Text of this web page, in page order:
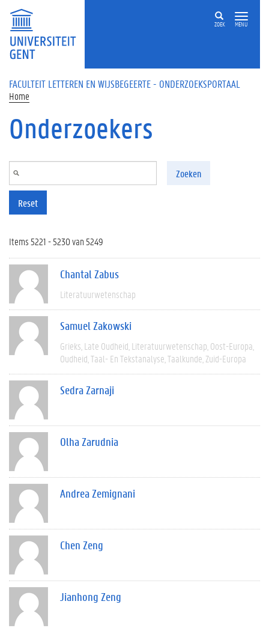
Overslaan en naar de inhoud gaan
ZOEK MENU
FACULTEIT LETTEREN EN WIJSBEGEERTE - ONDERZOEKSPORTAAL
Home
Onderzoekers
Zoeken
Reset
Items 5221 - 5230 van 5249
Chantal Zabus
Literatuurwetenschap
Samuel Zakowski
Grieks Late Oudheid Literatuurwetenschap Oost-Europa
Oudheid Taal- En Tekstanalyse Taalkunde Zuid-Europa
Sedra Zarnaji
Olha Zarudnia
Andrea Zemignani
Chen Zeng
Jianhong Zeng